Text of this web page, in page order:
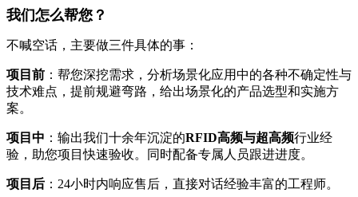
我们怎么帮您？
不喊空话，主要做三件具体的事：
项目前 ：帮您深挖需求，分析场景化应用中的各种不确定性与
技术难点，提前规避弯路，给出场景化的产品选型和实施方
案。
项目中 ：输出我们十余年沉淀的RFID高频与超高频行业经
验，助您项目快速验收。同时配备专属人员跟进进度。
项目后 ：24小时内响应售后，直接对话经验丰富的工程师。